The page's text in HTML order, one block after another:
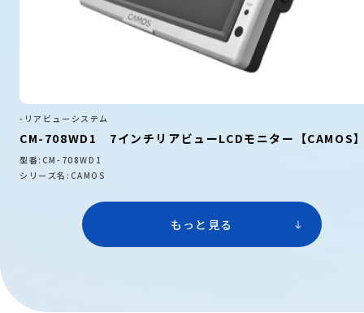
-リアビューシステム
CM-708WD1 7インチリアビューLCDモニター【CAMOS
型番:CM-708WD1
シリーズ名:CAMOS
もっと見る